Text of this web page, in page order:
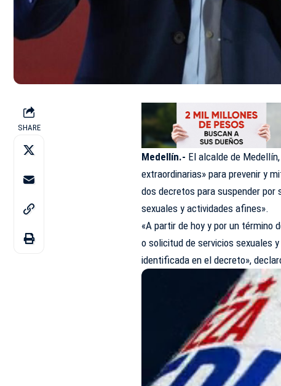
SHARE
Medellín.- El alcalde de Medellín,
extraordinarias» para prevenir y
dos decretos para suspender por
sexuales y actividades afines».
«A partir de hoy y por un término
o solicitud de servicios sexuales
identificada en el decreto»,